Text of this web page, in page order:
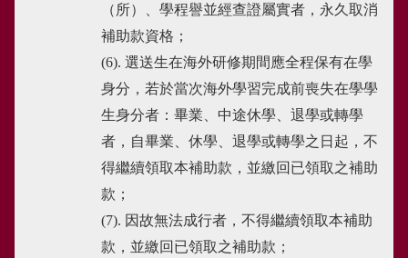
（所）、學程譽並經查證屬實者，永久取消
補助款資格；
(6). 選送生在海外研修期間應全程保有在學
身分，若於當次海外學習完成前喪失在學學
生身分者：畢業、中途休學、退學或轉學
者，自畢業、休學、退學或轉學之日起，不
得繼續領取本補助款，並繳回已領取之補助
款；
(7). 因故無法成行者，不得繼續領取本補助
款，並繳回已領取之補助款；